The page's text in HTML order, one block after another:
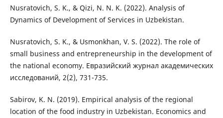
Nusratovich, S. K., & Qizi, N. N. K. (2022). Analysis of
Dynamics of Development of Services in Uzbekistan.
Nusratovich, S. K., & Usmonkhan, V. S. (2022). The role of
small business and entrepreneurship in the development of
the national economy. Евразийский журнал академических
исследований, 2(2), 731-735.
Sabirov, K. N. (2019). Empirical analysis of the regional
location of the food industry in Uzbekistan. Economics and